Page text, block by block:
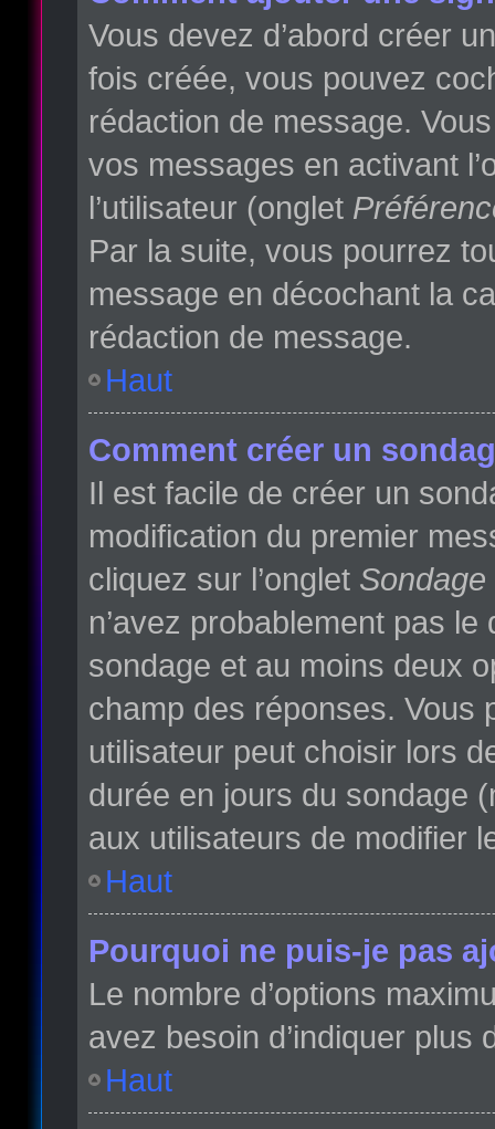
Vous devez d’abord créer
fois créée, vous pouvez
rédaction de message.
vos messages en activant
l’utilisateur (onglet
Par la suite, vous pourrez
message en décochant la
rédaction de message.
Haut
Comment créer un
Il est facile de créer un
modification du premier
cliquez sur l’onglet Sondage
n’avez probablement pas
sondage et au moins deux
champ des réponses. Vous
utilisateur peut choisir lors
durée en jours du sondage
aux utilisateurs de modifier
Haut
Pourquoi ne puis-je pas
Le nombre d’options
avez besoin d’indiquer plus
Haut